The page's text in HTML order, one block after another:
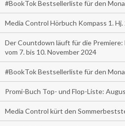
#BookTok Bestsellerliste für den
Media Control Hörbuch Kompass 1. Hj.
Der Countdown läuft für die
vom 7. bis 10. November 2024
#BookTok Bestsellerliste für den
Promi-Buch Top- und Flop-Liste:
Media Control kürt den